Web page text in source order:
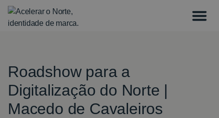
Roadshow para a
Digitalização do Norte |
Macedo de Cavaleiros